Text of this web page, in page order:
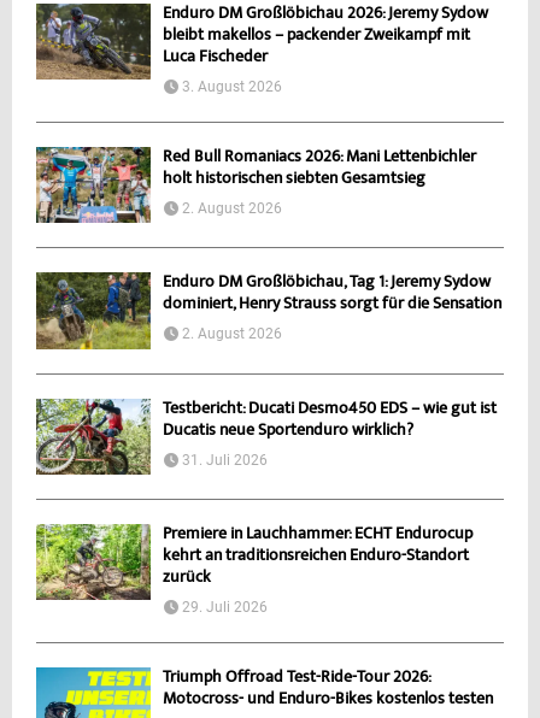
Enduro DM Großlöbichau 2026: Jeremy Sydow
bleibt makellos – packender Zweikampf mit
Luca Fischeder
3. August 2026
Red Bull Romaniacs 2026: Mani Lettenbichler
holt historischen siebten Gesamtsieg
2. August 2026
Enduro DM Großlöbichau, Tag 1: Jeremy Sydow
dominiert, Henry Strauss sorgt für die Sensation
2. August 2026
Testbericht: Ducati Desmo450 EDS – wie gut ist
Ducatis neue Sportenduro wirklich?
31. Juli 2026
Premiere in Lauchhammer: ECHT Endurocup
kehrt an traditionsreichen Enduro-Standort
zurück
29. Juli 2026
Triumph Offroad Test-Ride-Tour 2026:
Motocross- und Enduro-Bikes kostenlos testen